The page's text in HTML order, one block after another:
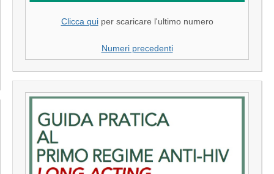
Clicca quiper scaricare l'ultimo numero
Numeri precedenti